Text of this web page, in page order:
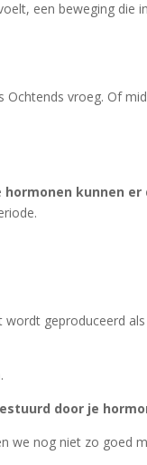
een beweging die
vroeg. Of
hormonen kunnen
geproduceerd
door je
we nog niet zo goed